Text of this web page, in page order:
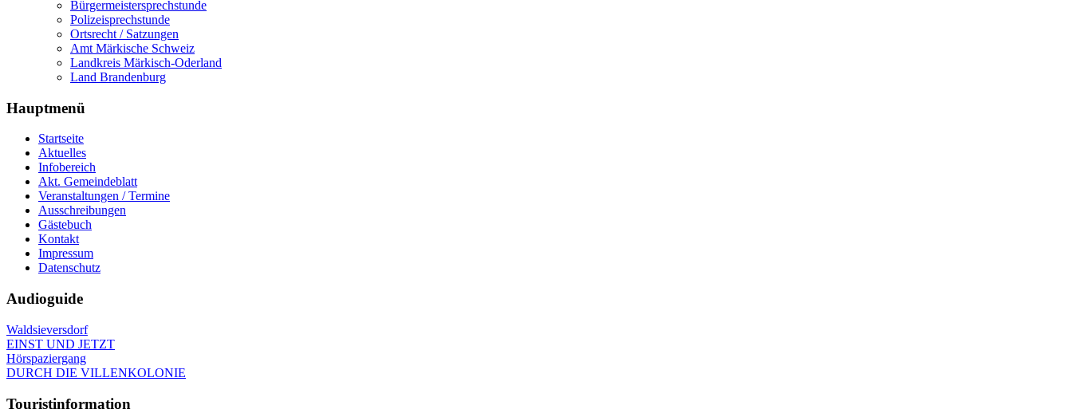
Bürgermeistersprechstunde
Polizeisprechstunde
Ortsrecht / Satzungen
Amt Märkische Schweiz
Landkreis Märkisch-Oderland
Land Brandenburg
Hauptmenü
Startseite
Aktuelles
Infobereich
Akt. Gemeindeblatt
Veranstaltungen / Termine
Ausschreibungen
Gästebuch
Kontakt
Impressum
Datenschutz
Audioguide
Waldsieversdorf
EINST UND JETZT
Hörspaziergang
DURCH DIE VILLENKOLONIE
Touristinformation